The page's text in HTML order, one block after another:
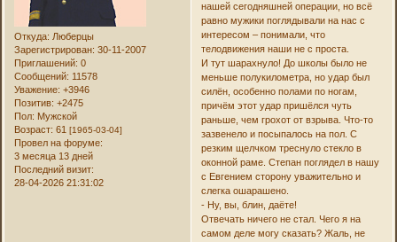
Откуда: Люберцы
Зарегистрирован: 30-11-2007
Приглашений: 0
Сообщений: 11578
Уважение: +3946
Позитив: +2475
Пол: Мужской
Возраст: 61[1965-03-04]
Провел на форуме:
3 месяца 13 дней
Последний визит:
28-04-2026 21:31:02
нашей сегодняшней операции, но всё
равно мужики поглядывали на нас с
интересом – понимали, что
телодвижения наши не с проста.
И тут шарахнуло! До школы было не
меньше полукилометра, но удар был
силён, особенно полами по ногам,
причём этот удар пришёлся чуть
раньше, чем грохот от взрыва. Что-то
зазвенело и посыпалось на пол. С
резким щелчком треснуло стекло в
оконной раме. Степан поглядел в нашу
с Евгением сторону уважительно и
слегка ошарашено.
- Ну, вы, блин, даёте!
Отвечать ничего не стал. Чего я на
самом деле могу сказать? Жаль, не